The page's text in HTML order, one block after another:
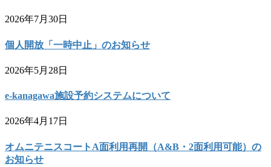
2026年7月30日
個人開放「一時中止」のお知らせ
2026年5月28日
e-kanagawa施設予約システムについて
2026年4月17日
オムニテニスコートA面利用再開（A&B・2面利用可能）の
お知らせ